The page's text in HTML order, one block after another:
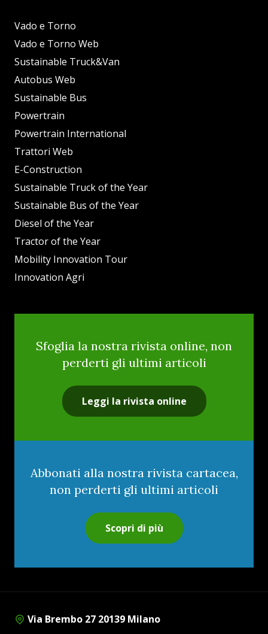
Vado e Torno
Vado e Torno Web
Sustainable Truck&Van
Autobus Web
Sustainable Bus
Powertrain
Powertrain International
Trattori Web
E-Construction
Sustainable Truck of the Year
Sustainable Bus of the Year
Diesel of the Year
Tractor of the Year
Mobility Innovation Tour
Innovation Agri
Sfoglia la nostra rivista online, non
perderti gli ultimi articoli
Leggi la rivista online
Abbonati alla nostra rivista cartacea,
non perderti gli ultimi articoli
Scopri di più
Via Brembo 27 20139 Milano